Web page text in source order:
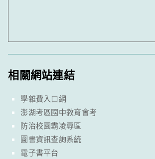
相關網站連結
學雜費入口網
澎湖考區國中教育會考
防治校園霸凌專區
圖書資訊查詢系統
電子書平台